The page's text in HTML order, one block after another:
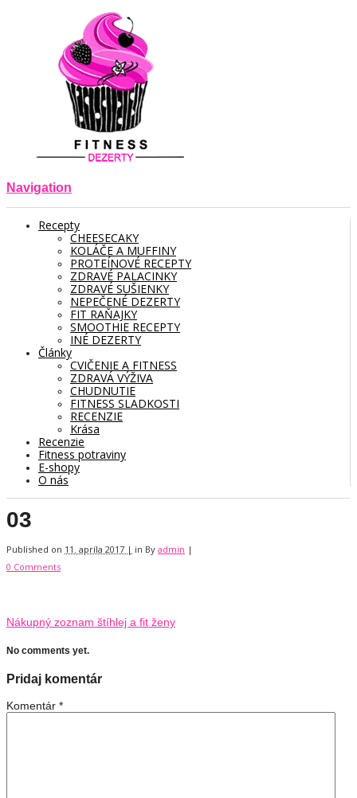
Navigation
Recepty
CHEESECAKY
KOLÁČE A MUFFINY
PROTEÍNOVÉ RECEPTY
ZDRAVÉ PALACINKY
ZDRAVÉ SUŠIENKY
NEPEČENÉ DEZERTY
FIT RAŇAJKY
SMOOTHIE RECEPTY
INÉ DEZERTY
Články
CVIČENIE A FITNESS
ZDRAVÁ VÝŽIVA
CHUDNUTIE
FITNESS SLADKOSTI
RECENZIE
Krása
Recenzie
Fitness potraviny
E-shopy
O nás
03
Published on 11. apríla 2017 | in By admin |
0 Comments
Nákupný zoznam štíhlej a fit ženy
No comments yet.
Pridaj komentár
Komentár *